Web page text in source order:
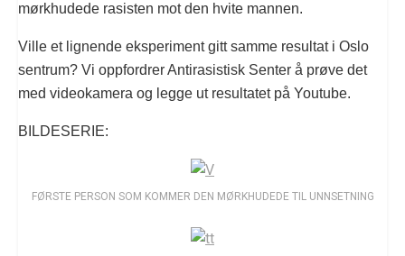
mørkhudede rasisten mot den hvite mannen.
Ville et lignende eksperiment gitt samme resultat i Oslo
sentrum? Vi oppfordrer Antirasistisk Senter å prøve det
med videokamera og legge ut resultatet på Youtube.
BILDESERIE:
FØRSTE PERSON SOM KOMMER DEN MØRKHUDEDE TIL UNNSETNING